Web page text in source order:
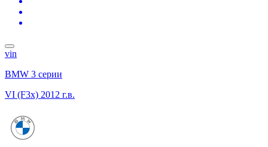
vin
BMW 3 серии
VI (F3x) 2012 г.в.